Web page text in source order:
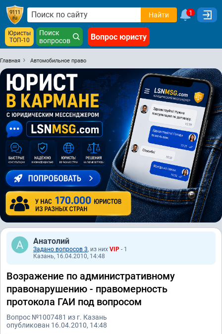
Найти 1
Юристы
ТОП-10
Поиск
вопросов
Вопрос юристу
Главная Автомобильное право
Анатолий
Задано вопросов 3, из них VIP - 1
Казань, 16.04.2010, 14:48
Возражение по административному
правонарушению - правомерность
протокола ГАИ под вопросом
Вопрос №1007481 из г. Казань
опубликован 16.04.2010, 14:48